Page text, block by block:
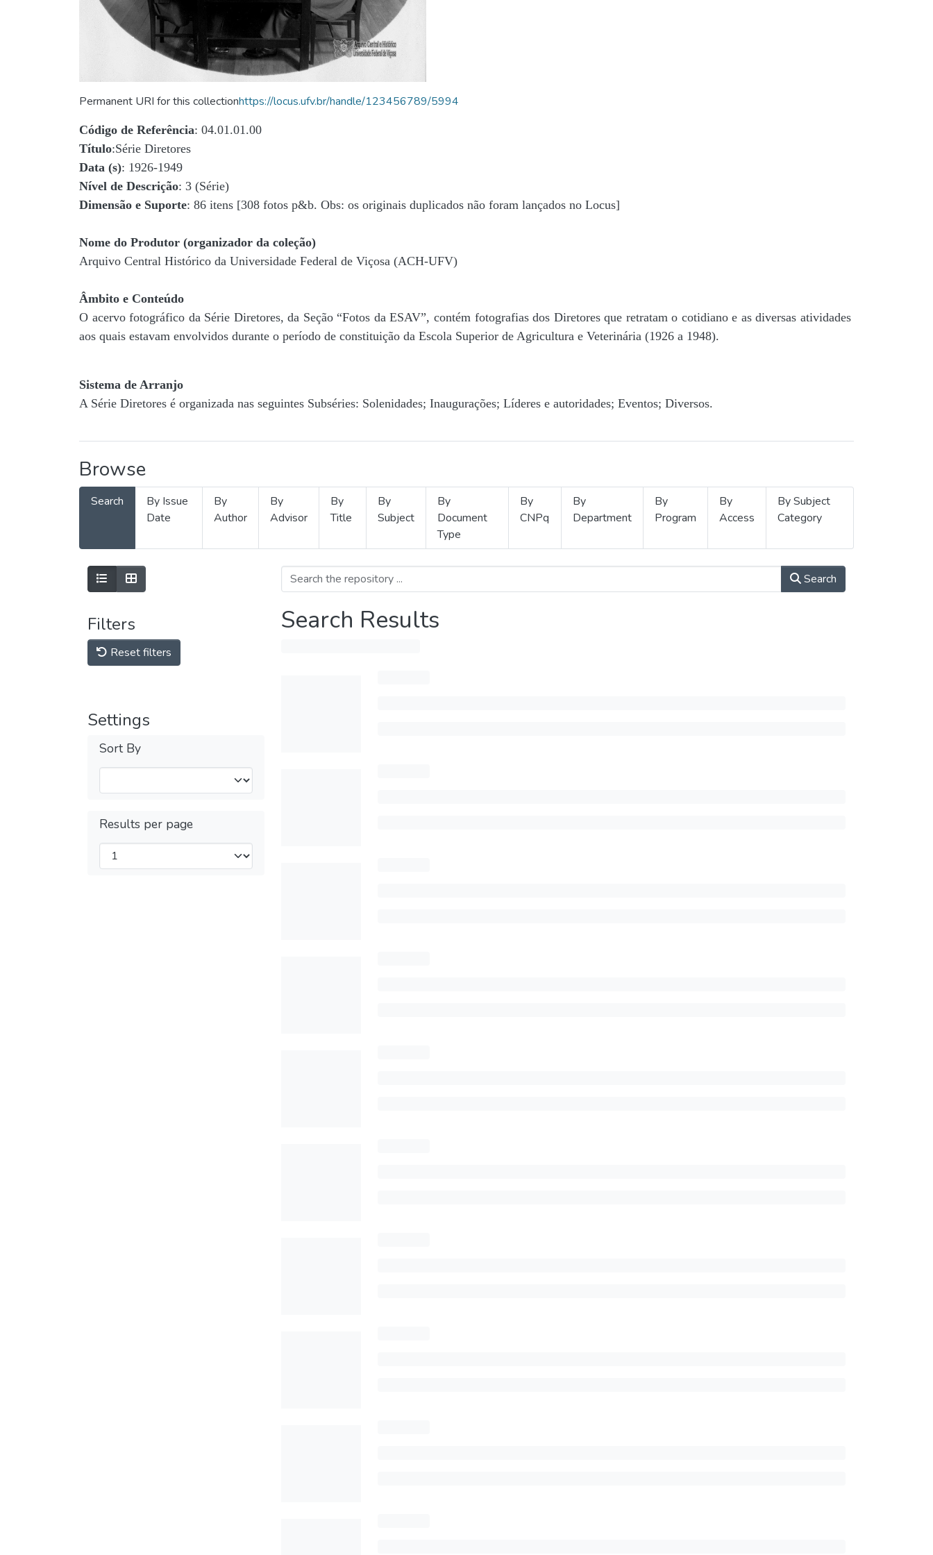
Permanent URI for this collectionhttps://locus.ufv.br/handle/123456789/5994
Código de Referência: 04.01.01.00
Título:Série Diretores
Data (s): 1926-1949
Nível de Descrição: 3 (Série)
Dimensão e Suporte: 86 itens [308 fotos p&b. Obs: os originais duplicados não foram lançados no Locus]
Nome do Produtor (organizador da coleção)
Arquivo Central Histórico da Universidade Federal de Viçosa (ACH-UFV)
Âmbito e Conteúdo
O acervo fotográfico da Série Diretores, da Seção “Fotos da ESAV”, contém fotografias dos Diretores que retratam o cotidiano e as diversas atividades
aos quais estavam envolvidos durante o período de constituição da Escola Superior de Agricultura e Veterinária (1926 a 1948).
Sistema de Arranjo
A Série Diretores é organizada nas seguintes Subséries: Solenidades; Inaugurações; Líderes e autoridades; Eventos; Diversos.
Browse
Search
By Issue
Date
By
Author
By
Advisor
By
Title
By
Subject
By
Document
Type
By
CNPq
By
Department
By
Program
By
Access
By Subject
Category
Filters
Reset filters
Settings
Sort By
Results per page
Search
Search Results